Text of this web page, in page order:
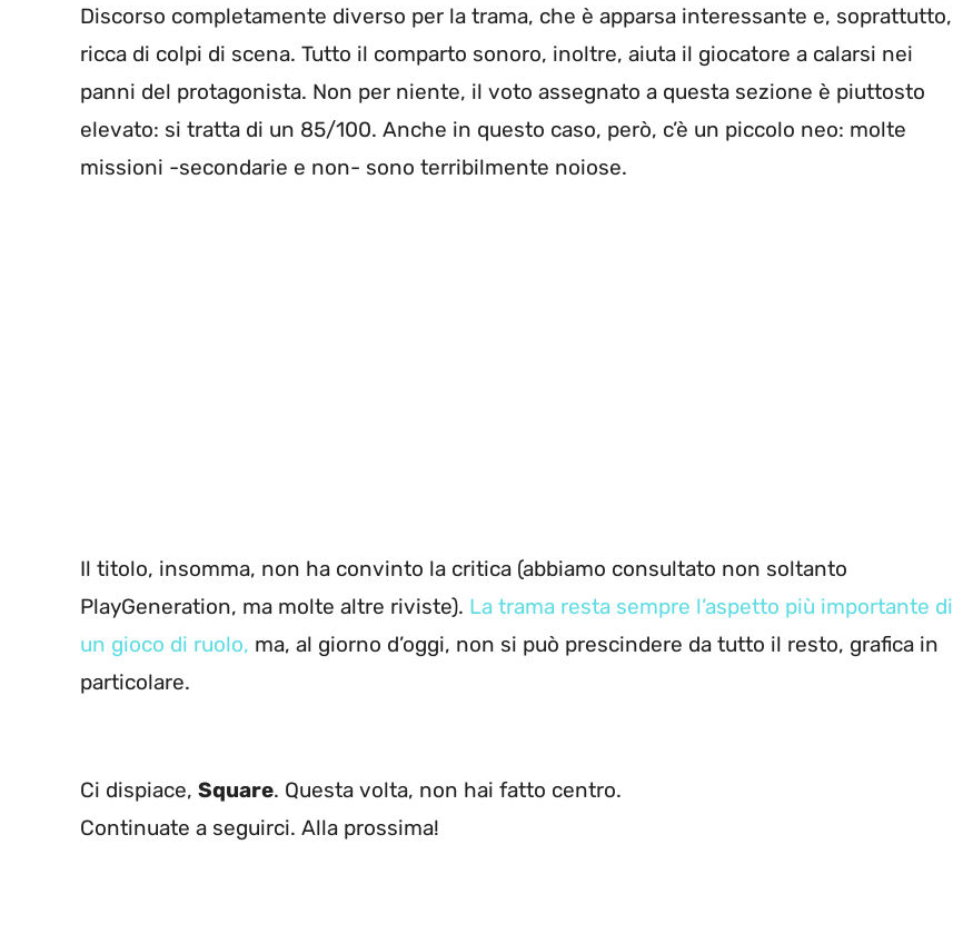
Discorso completamente diverso per la trama, che è apparsa interessante e, soprattutto,
ricca di colpi di scena. Tutto il comparto sonoro, inoltre, aiuta il giocatore a calarsi nei
panni del protagonista. Non per niente, il voto assegnato a questa sezione è piuttosto
elevato: si tratta di un 85/100. Anche in questo caso, però, c’è un piccolo neo: molte
missioni -secondarie e non- sono terribilmente noiose.
Il titolo, insomma, non ha convinto la critica (abbiamo consultato non soltanto
PlayGeneration, ma molte altre riviste). La trama resta sempre l’aspetto più importante di
un gioco di ruolo, ma, al giorno d’oggi, non si può prescindere da tutto il resto, grafica in
particolare.
Ci dispiace, Square. Questa volta, non hai fatto centro.
Continuate a seguirci. Alla prossima!